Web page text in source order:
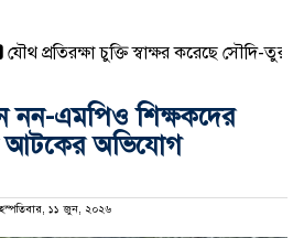
প্রতিরক্ষা চুক্তি স্বাক্ষর করেছে সৌদি-তুরস্ক-
নন-এমপিও শিক্ষকদের
আটকের অভিযোগ
১১ জুন, ২০২৬